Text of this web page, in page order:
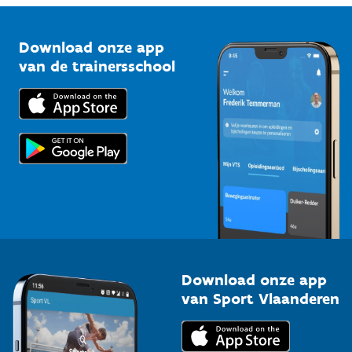
Bedrijven
Trainers en begeleiders
Topsporters
Vlaamse Trainersschool
Kennisplatform
Downloads
Voor de pers
Download onze app
van de trainersschool
Download onze app
van Sport Vlaanderen